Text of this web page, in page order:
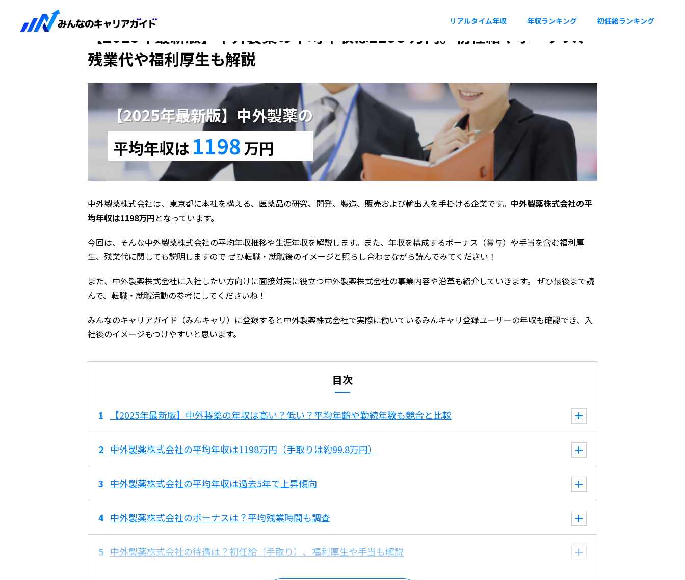
リアルタイム年収 年収ランキング 初任給ランキング
【2025年最新版】中外製薬の平均年収は1198 万円。初任給やボーナス、
残業代や福利厚生も解説
【2025年最新版】中外製薬の
平均年収は 1198万円
中外製薬株式会社は、東京都に本社を構える、医薬品の研究、開発、製造、販売および輸出入を手掛ける企業です。 中外製薬株式会社の平
均年収は1198万円となっています。
今回は、そんな中外製薬株式会社の平均年収推移や生涯年収を解説します。また、年収を構成するボーナス（賞与）や手当を含む福利厚
生、残業代に関しても説明しますので ぜひ転職・就職後のイメージと照らし合わせながら読んでみてください！
また、中外製薬株式会社に入社したい方向けに面接対策に役立つ中外製薬株式会社の事業内容や沿革も紹介していきます。 ぜひ最後まで読
んで、転職・就職活動の参考にしてくださいね！
みんなのキャリアガイド（みんキャリ）に登録すると中外製薬株式会社で実際に働いているみんキャリ登録ユーザーの年収も確認でき、入
社後のイメージもつけやすいと思います。
目次
【2025年最新版】中外製薬の年収は高い？低い？平均年齢や勤続年数も競合と比較
中外製薬株式会社の平均年収は1198万円（手取りは約99.8万円）
中外製薬株式会社の平均年収は過去5年で上昇傾向
中外製薬株式会社のボーナスは？平均残業時間も調査
中外製薬株式会社の待遇は？初任給（手取り）、福利厚生や手当も解説